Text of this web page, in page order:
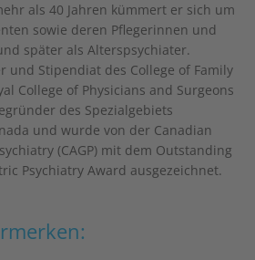
als 40 Jahren kümmert er sich um
sowie deren Pflegerinnen und
später als Alterspsychiater.
und Stipendiat des College of Family
College of Physicians and Surgeons
des Spezialgebiets
und wurde von der Canadian
(CAGP) mit dem Outstanding
Psychiatry Award ausgezeichnet.